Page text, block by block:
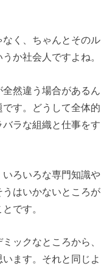
く、ちゃんとそのル
か社会人ですよね。
然違う場合があるん
す。どうして全体的
ラな組織と仕事をす
ろいろな専門知識や
はいかないところが
です。
ックなところから、
ます。それと同じよ